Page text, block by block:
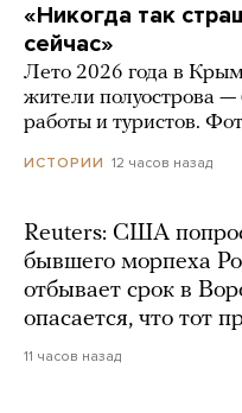
«Никогда так
сейчас»
Лето 2026 года в
жители полуострова —
работы и туристов.
ИСТОРИИ 12 часов назад
Reuters: США
бывшего морпеха
отбывает срок в
опасается, что тот
11 часов назад